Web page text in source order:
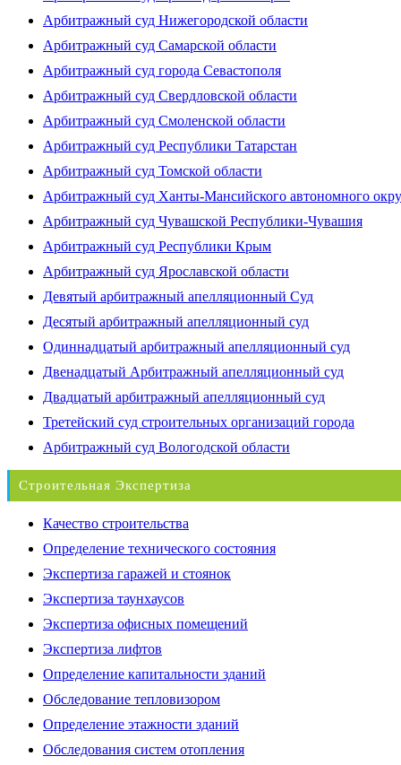
Арбитражный суд Нижегородской области
Арбитражный суд Самарской области
Арбитражный суд города Севастополя
Арбитражный суд Свердловской области
Арбитражный суд Смоленской области
Арбитражный суд Республики Татарстан
Арбитражный суд Томской области
Арбитражный суд Ханты-Мансийского автономного
Арбитражный суд Чувашской Республики-Чувашия
Арбитражный суд Республики Крым
Арбитражный суд Ярославской области
Девятый арбитражный апелляционный Суд
Десятый арбитражный апелляционный суд
Одиннадцатый арбитражный апелляционный суд
Двенадцатый Арбитражный апелляционный суд
Двадцатый арбитражный апелляционный суд
Третейский суд строительных организаций города
Арбитражный суд Вологодской области
Строительная Экспертиза
Качество строительства
Определение технического состояния
Экспертиза гаражей и стоянок
Экспертиза таунхаусов
Экспертиза офисных помещений
Экспертиза лифтов
Определение капитальности зданий
Обследование тепловизором
Определение этажности зданий
Обследования систем отопления